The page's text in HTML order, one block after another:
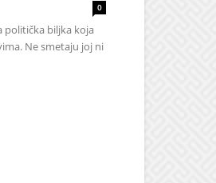
0
politička biljka koja
Ne smetaju joj ni